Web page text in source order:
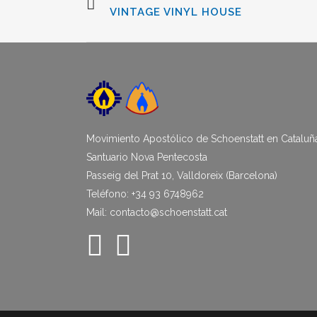
VINTAGE VINYL HOUSE
Movimiento Apostólico de Schoenstatt en
Santuario Nova Pentecosta
Passeig del Prat 10, Valldoreix (Barcelona)
Teléfono: +34 93 6748962
Mail: contacto@schoenstatt.cat